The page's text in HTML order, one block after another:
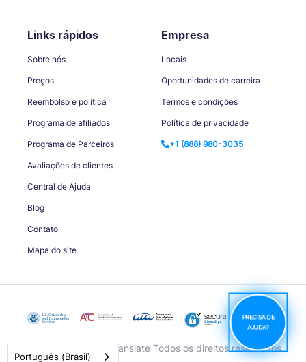
PRECISA DE
AJUDA?
Links rápidos
Sobre nós
Preços
Reembolso e política
Programa de afiliados
Programa de Parceiros
Avaliações de clientes
Central de Ajuda
Blog
Contato
Mapa do site
Empresa
Locais
Oportunidades de carreira
Termos e condições
Política de privacidade
+1 (888) 980-3035
© Copyright Rapid Translate Todos os direitos reservados.
Português (Brasil)